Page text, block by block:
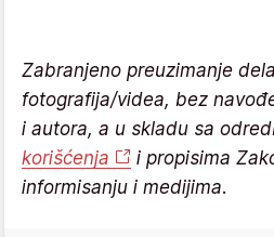
Zabranjeno preuzimanje
fotografija/videa, bez
i autora, a u skladu sa
korišćenja
i propisima
informisanju i medijima.